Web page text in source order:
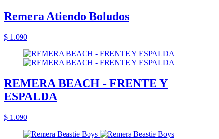
Remera Atiendo Boludos
$ 1.090
REMERA BEACH - FRENTE Y
ESPALDA
$ 1.090